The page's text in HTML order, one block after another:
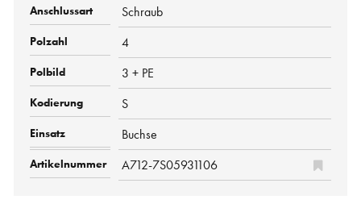
Schraub
4
3 + PE
S
Buchse
A712-7S05931106